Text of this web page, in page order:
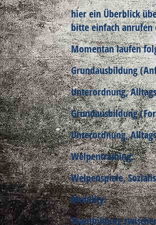
hier ein Überblick
bitte einfach
Momentan laufen
Grundausbildung
Unterordnung,
Grundausbildung
Unterordnung,
Welpentraining:
Welpenspiele,
Mobility:
Teambildung